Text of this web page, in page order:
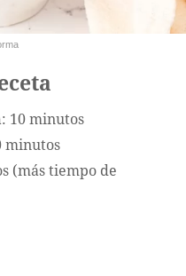
: 10 minutos
minutos
(más tiempo de